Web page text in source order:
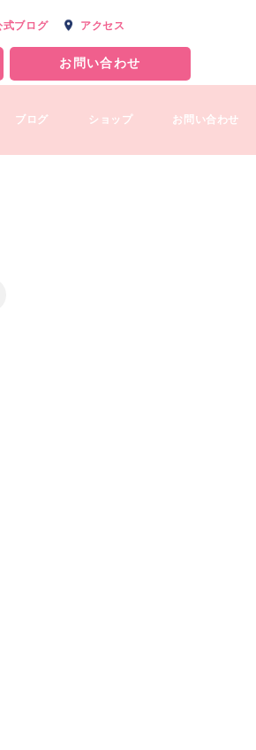
式ブログ アクセス
お問い合わせ
ブログ ショップ お問い合わせ